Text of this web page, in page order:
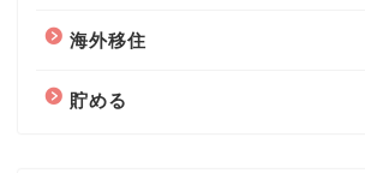
海外移住
貯める